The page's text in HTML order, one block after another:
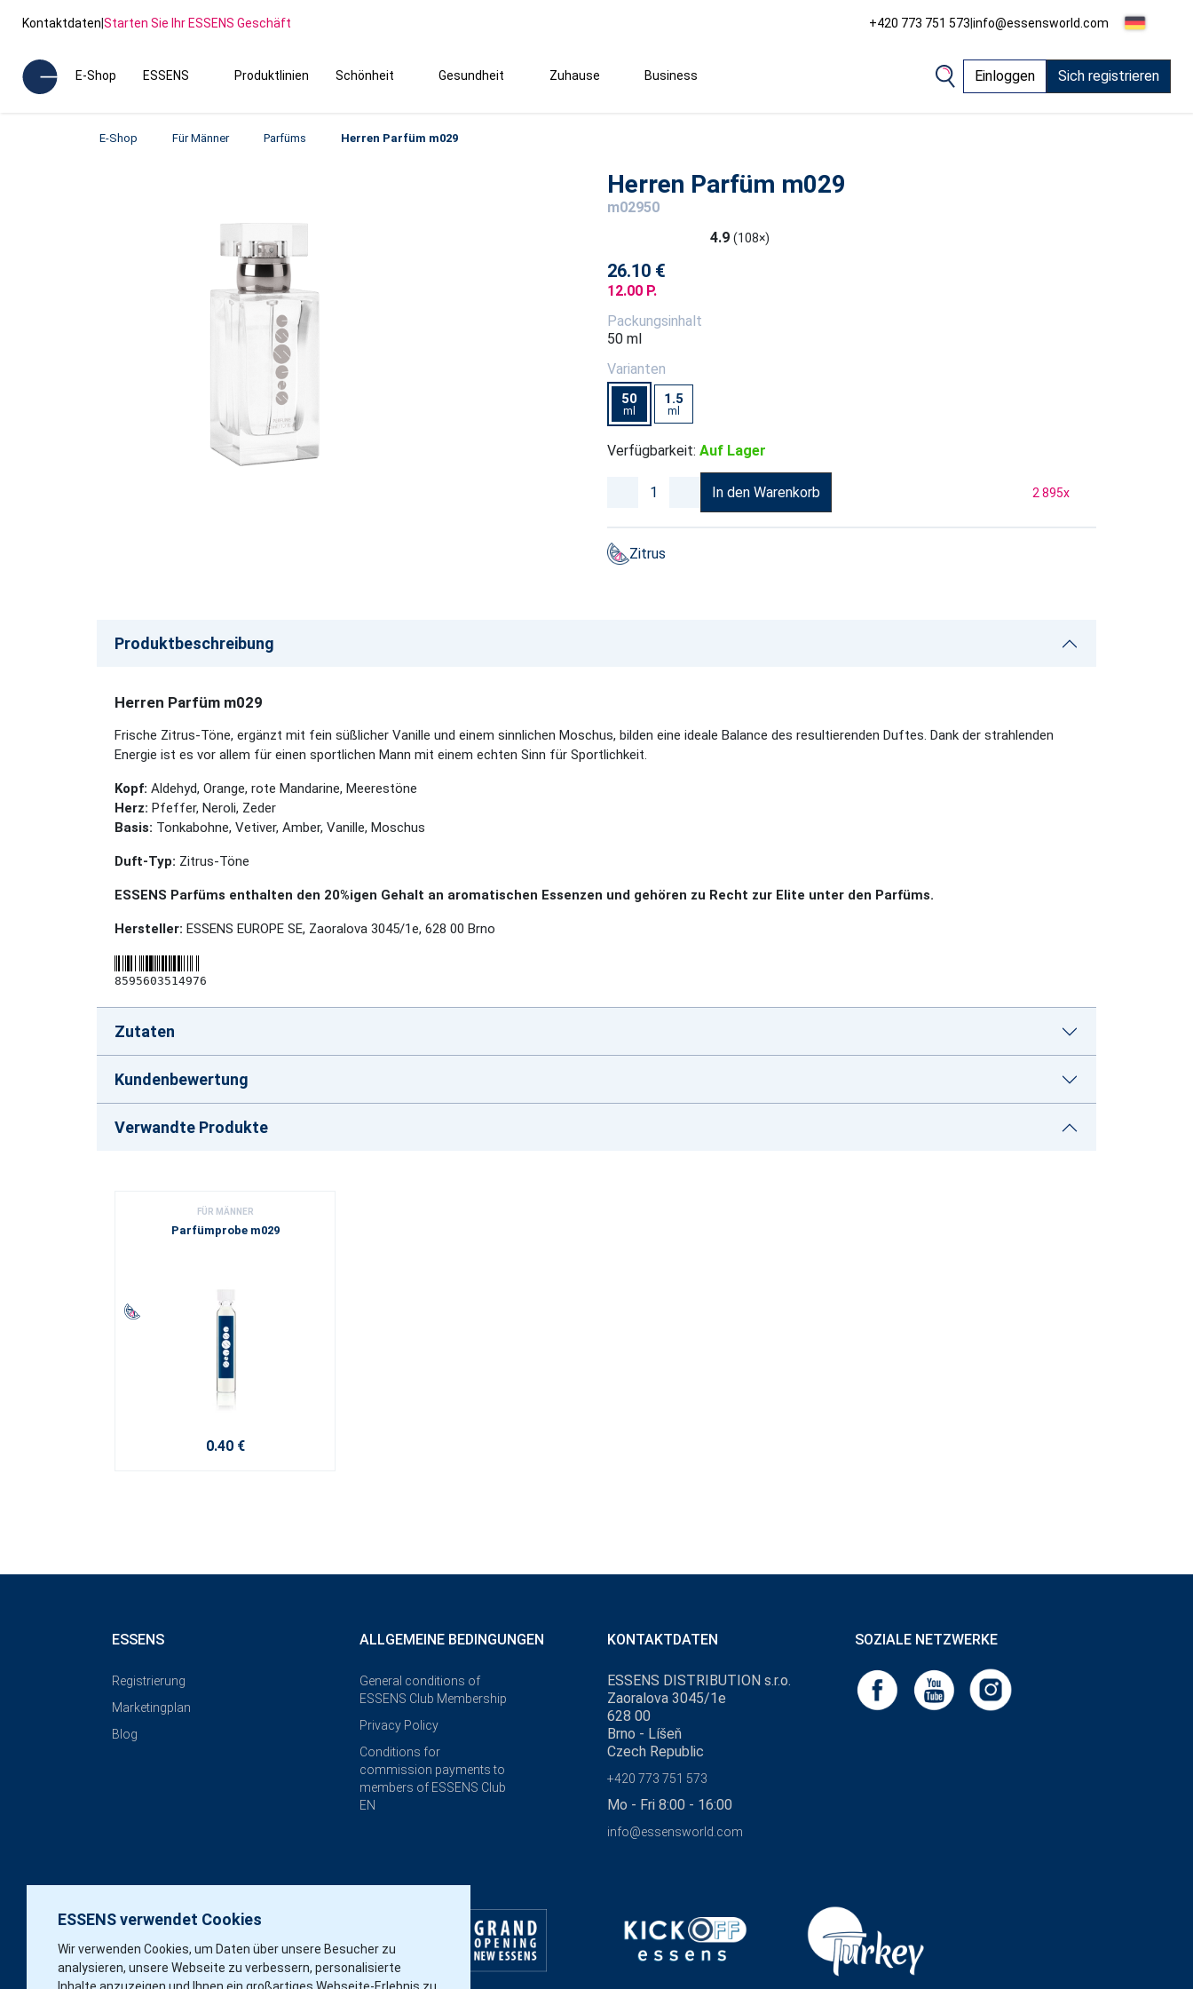
Kontaktdaten|Starten Sie Ihr ESSENS Geschäft +420 773 751 573|info@essensworld.com
E-Shop ESSENS Produktlinien Schönheit Gesundheit Zuhause Business Einloggen Sich registrieren
E-Shop Für Männer Parfüms Herren Parfüm m029
Herren Parfüm m029
m02950
4.9 (108×)
26.10 €
12.00 P.
Packungsinhalt
50 ml
Varianten
50
ml
1.5
ml
Verfügbarkeit: Auf Lager
In den Warenkorb 2 895x
Zitrus
Produktbeschreibung
Herren Parfüm m029
Frische Zitrus-Töne, ergänzt mit fein süßlicher Vanille und einem sinnlichen Moschus, bilden eine ideale Balance des resultierenden Duftes. Dank der strahlenden
Energie ist es vor allem für einen sportlichen Mann mit einem echten Sinn für Sportlichkeit.
Kopf: Aldehyd, Orange, rote Mandarine, Meerestöne
Herz: Pfeffer, Neroli, Zeder
Basis: Tonkabohne, Vetiver, Amber, Vanille, Moschus
Duft-Typ: Zitrus-Töne
ESSENS Parfüms enthalten den 20%igen Gehalt an aromatischen Essenzen und gehören zu Recht zur Elite unter den Parfüms.
Hersteller: ESSENS EUROPE SE, Zaoralova 3045/1e, 628 00 Brno
8595603514976
Zutaten
Kundenbewertung
Verwandte Produkte
FÜR MÄNNER
Parfümprobe m029
0.40 €
ESSENS verwendet Cookies
Wir verwenden Cookies, um Daten über unsere Besucher zu
analysieren, unsere Webseite zu verbessern, personalisierte
ESSENS
Registrierung
Marketingplan
Blog
ALLGEMEINE BEDINGUNGEN
General conditions of
ESSENS Club Membership
Privacy Policy
Conditions for
commission payments to
members of ESSENS Club
EN
KONTAKTDATEN
ESSENS DISTRIBUTION s.r.o.
Zaoralova 3045/1e
628 00
Brno - Líšeň
Czech Republic
+420 773 751 573
Mo - Fri 8:00 - 16:00
info@essensworld.com
SOZIALE NETZWERKE